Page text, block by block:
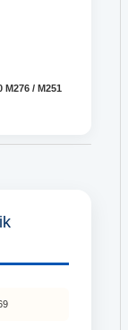
M276 / M251